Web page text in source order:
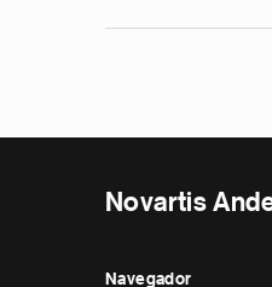
Novartis
Navegador